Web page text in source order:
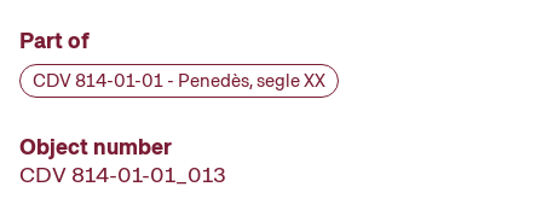
Part of
CDV 814-01-01 - Penedès, segle XX
Object number
CDV 814-01-01_013